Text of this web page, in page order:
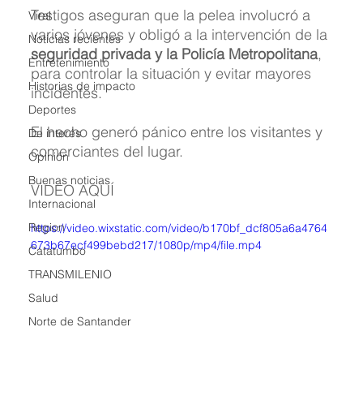
Viral
Noticias recientes
Entretenimiento
Historias de impacto
Deportes
De interés
Opinión
Buenas noticias
Internacional
Region
Catatumbo
TRANSMILENIO
Salud
Norte de Santander
Testigos aseguran que la pelea involucró a
varios jóvenes y obligó a la intervención de la
seguridad privada y la Policía Metropolitana,
para controlar la situación y evitar mayores
incidentes.
El hecho generó pánico entre los visitantes y
comerciantes del lugar.
VIDEO AQUÍ
https://video.wixstatic.com/video/b170bf_dcf805a6a4764
673b67ecf499bebd217/1080p/mp4/file.mp4